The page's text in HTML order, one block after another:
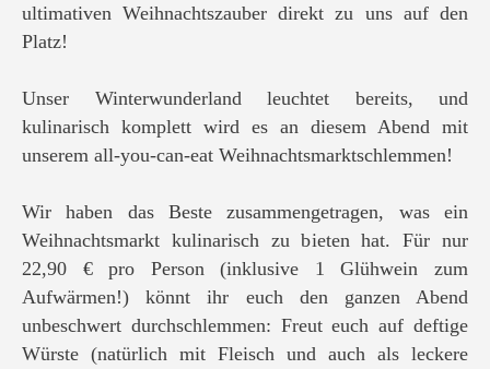
ultimativen Weihnachtszauber direkt zu uns auf den
Platz!
Unser Winterwunderland leuchtet bereits, und
kulinarisch komplett wird es an diesem Abend mit
unserem all-you-can-eat Weihnachtsmarktschlemmen!
Wir haben das Beste zusammengetragen, was ein
Weihnachtsmarkt kulinarisch zu bieten hat. Für nur
22,90 € pro Person (inklusive 1 Glühwein zum
Aufwärmen!) könnt ihr euch den ganzen Abend
unbeschwert durchschlemmen: Freut euch auf deftige
Würste (natürlich mit Fleisch und auch als leckere